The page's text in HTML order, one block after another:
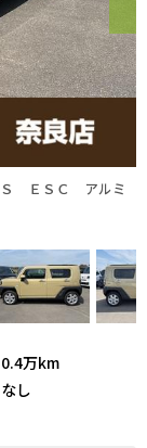
Ｓ ＥＳＣ アルミ
0.4万km
なし